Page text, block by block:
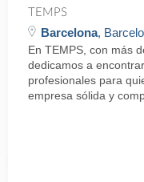
TEMPS
Barcelona,
En TEMPS, con más
dedicamos a
profesionales para
empresa sólida y